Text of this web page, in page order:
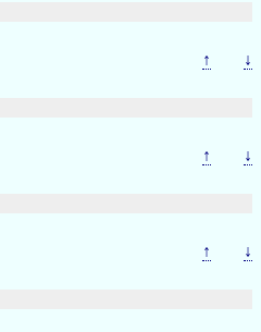
↑ ↓
↑ ↓
↑ ↓